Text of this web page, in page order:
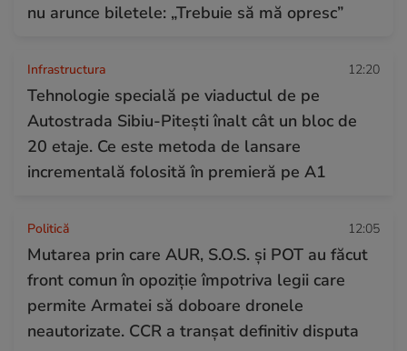
nu arunce biletele: „Trebuie să mă opresc”
Infrastructura 12:20
Tehnologie specială pe viaductul de pe
Autostrada Sibiu-Pitești înalt cât un bloc de
20 etaje. Ce este metoda de lansare
incrementală folosită în premieră pe A1
Politică 12:05
Mutarea prin care AUR, S.O.S. și POT au făcut
front comun în opoziție împotriva legii care
permite Armatei să doboare dronele
neautorizate. CCR a tranșat definitiv disputa